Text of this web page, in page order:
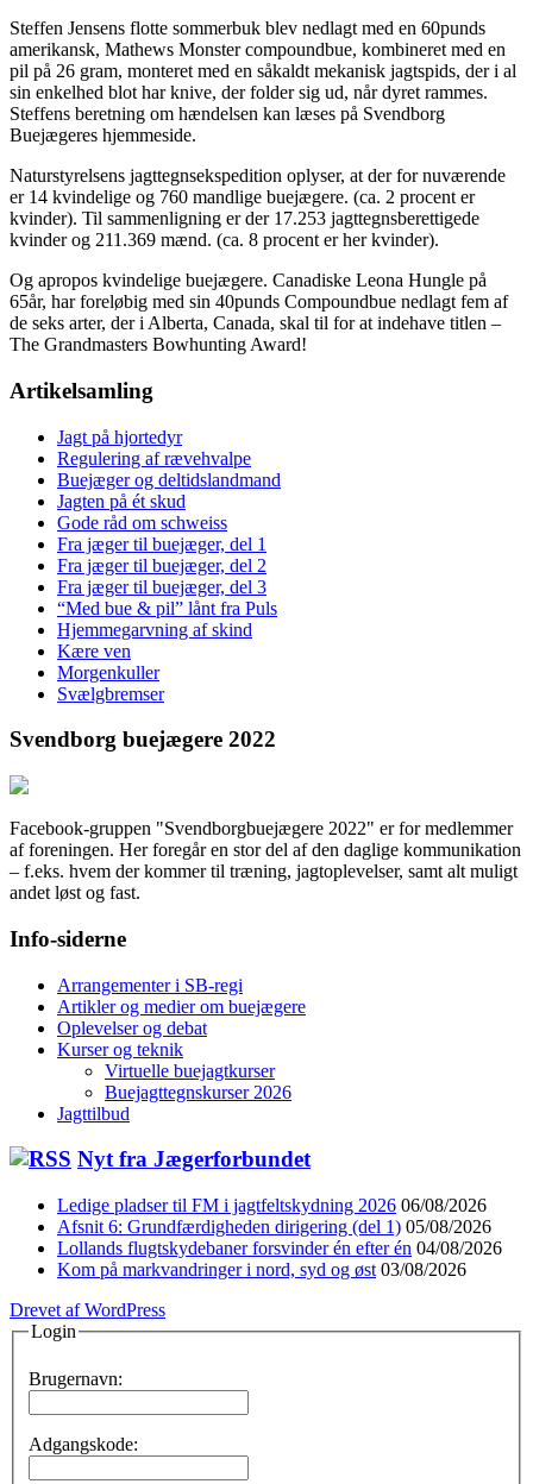
Steffen Jensens flotte sommerbuk blev nedlagt med en 60punds
amerikansk, Mathews Monster compoundbue, kombineret med en
pil på 26 gram, monteret med en såkaldt mekanisk jagtspids, der i al
sin enkelhed blot har knive, der folder sig ud, når dyret rammes.
Steffens beretning om hændelsen kan læses på Svendborg
Buejægeres hjemmeside.
Naturstyrelsens jagttegnsekspedition oplyser, at der for nuværende
er 14 kvindelige og 760 mandlige buejægere. (ca. 2 procent er
kvinder). Til sammenligning er der 17.253 jagttegnsberettigede
kvinder og 211.369 mænd. (ca. 8 procent er her kvinder).
Og apropos kvindelige buejægere. Canadiske Leona Hungle på
65år, har foreløbig med sin 40punds Compoundbue nedlagt fem af
de seks arter, der i Alberta, Canada, skal til for at indehave titlen –
The Grandmasters Bowhunting Award!
Artikelsamling
Jagt på hjortedyr
Regulering af rævehvalpe
Buejæger og deltidslandmand
Jagten på ét skud
Gode råd om schweiss
Fra jæger til buejæger, del 1
Fra jæger til buejæger, del 2
Fra jæger til buejæger, del 3
“Med bue & pil” lånt fra Puls
Hjemmegarvning af skind
Kære ven
Morgenkuller
Svælgbremser
Svendborg buejægere 2022
Facebook-gruppen "Svendborgbuejægere 2022" er for medlemmer
af foreningen. Her foregår en stor del af den daglige kommunikation
– f.eks. hvem der kommer til træning, jagtoplevelser, samt alt muligt
andet løst og fast.
Info-siderne
Arrangementer i SB-regi
Artikler og medier om buejægere
Oplevelser og debat
Kurser og teknik
Virtuelle buejagtkurser
Buejagttegnskurser 2026
Jagttilbud
Nyt fra Jægerforbundet
Ledige pladser til FM i jagtfeltskydning 2026 06/08/2026
Afsnit 6: Grundfærdigheden dirigering (del 1) 05/08/2026
Lollands flugtskydebaner forsvinder én efter én 04/08/2026
Kom på markvandringer i nord, syd og øst 03/08/2026
Drevet af WordPress
Login
Brugernavn:
Adgangskode: